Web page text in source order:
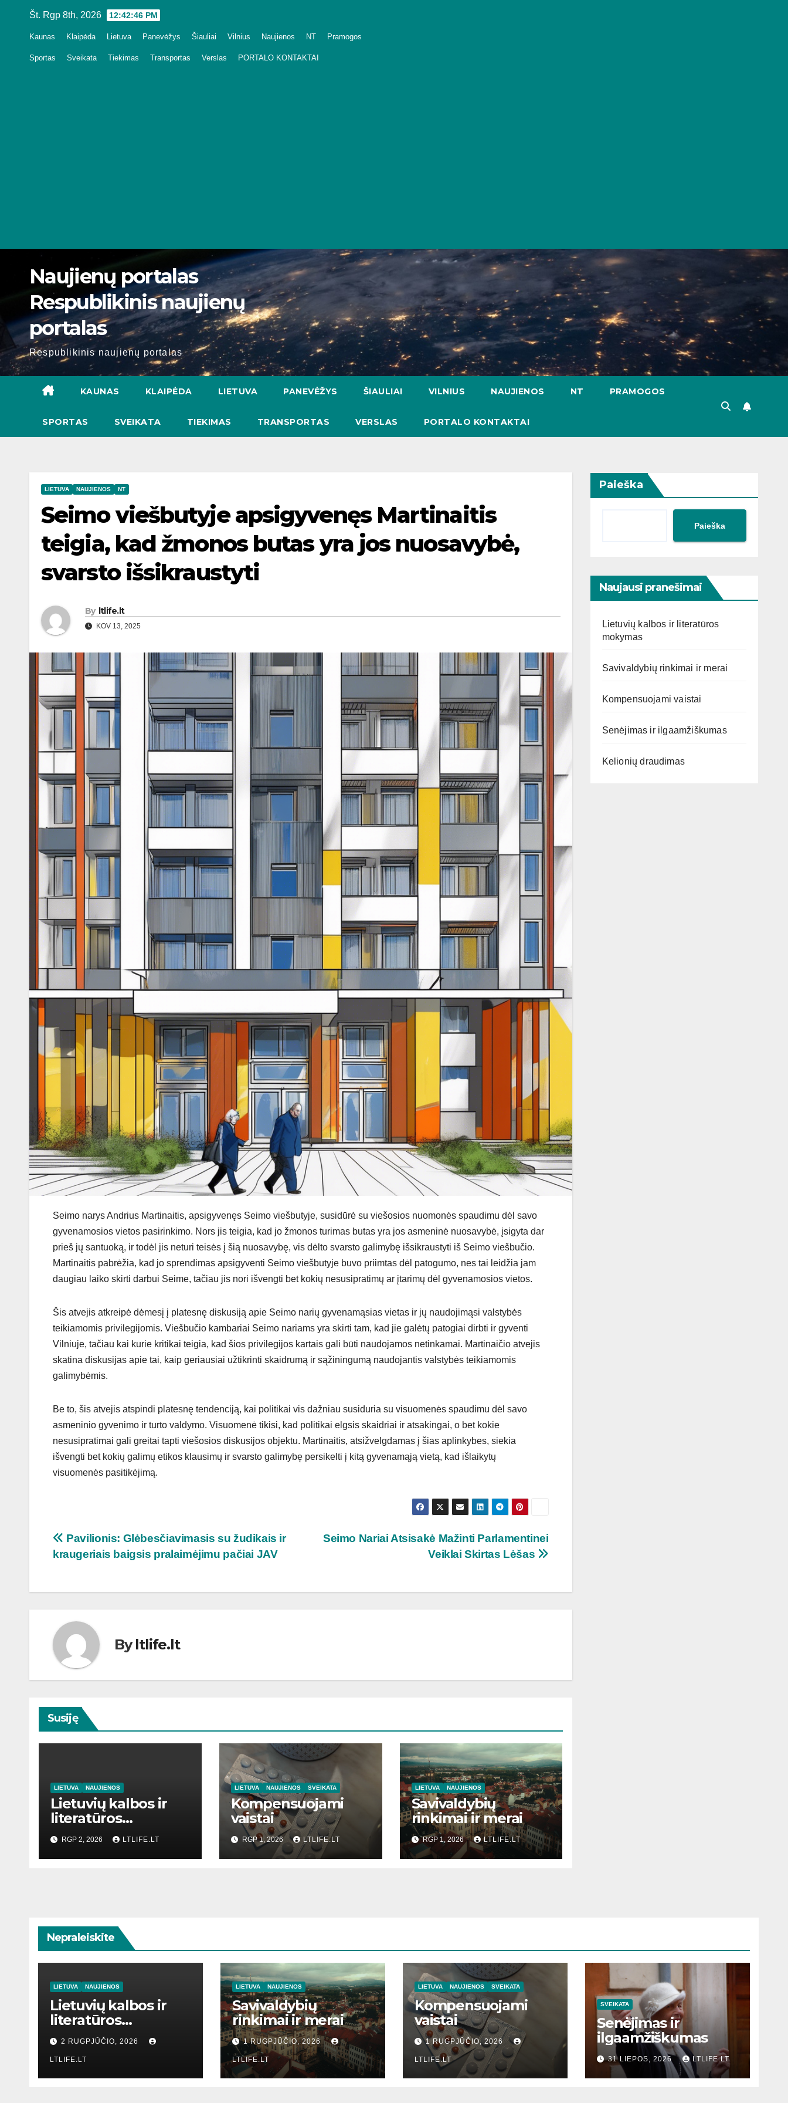
Št. Rgp 8th, 2026 12:42:48 PM
Kaunas Klaipėda Lietuva Panevėžys Šiauliai Vilnius Naujienos NT Pramogos
Sportas Sveikata Tiekimas Transportas Verslas PORTALO KONTAKTAI
Naujienų portalas
Respublikinis naujienų
portalas
Respublikinis naujienų portalas
KAUNAS KLAIPĖDA LIETUVA PANEVĖŽYS ŠIAULIAI VILNIUS NAUJIENOS NT PRAMOGOS
SPORTAS SVEIKATA TIEKIMAS TRANSPORTAS VERSLAS PORTALO KONTAKTAI
LIETUVA NAUJIENOS NT
Seimo viešbutyje apsigyvenęs Martinaitis
teigia, kad žmonos butas yra jos nuosavybė,
svarsto išsikraustyti
By ltlife.lt
KOV 13, 2025
Seimo narys Andrius Martinaitis, apsigyvenęs Seimo viešbutyje, susidūrė su viešosios nuomonės spaudimu dėl savo
gyvenamosios vietos pasirinkimo. Nors jis teigia, kad jo žmonos turimas butas yra jos asmeninė nuosavybė, įsigyta dar
prieš jų santuoką, ir todėl jis neturi teisės į šią nuosavybę, vis dėlto svarsto galimybę išsikraustyti iš Seimo viešbučio.
Martinaitis pabrėžia, kad jo sprendimas apsigyventi Seimo viešbutyje buvo priimtas dėl patogumo, nes tai leidžia jam
daugiau laiko skirti darbui Seime, tačiau jis nori išvengti bet kokių nesusipratimų ar įtarimų dėl gyvenamosios vietos.
Šis atvejis atkreipė dėmesį į platesnę diskusiją apie Seimo narių gyvenamąsias vietas ir jų naudojimąsi valstybės
teikiamomis privilegijomis. Viešbučio kambariai Seimo nariams yra skirti tam, kad jie galėtų patogiai dirbti ir gyventi
Vilniuje, tačiau kai kurie kritikai teigia, kad šios privilegijos kartais gali būti naudojamos netinkamai. Martinaičio atvejis
skatina diskusijas apie tai, kaip geriausiai užtikrinti skaidrumą ir sąžiningumą naudojantis valstybės teikiamomis
galimybėmis.
Be to, šis atvejis atspindi platesnę tendenciją, kai politikai vis dažniau susiduria su visuomenės spaudimu dėl savo
asmeninio gyvenimo ir turto valdymo. Visuomenė tikisi, kad politikai elgsis skaidriai ir atsakingai, o bet kokie
nesusipratimai gali greitai tapti viešosios diskusijos objektu. Martinaitis, atsižvelgdamas į šias aplinkybes, siekia
išvengti bet kokių galimų etikos klausimų ir svarsto galimybę persikelti į kitą gyvenamąją vietą, kad išlaikytų
visuomenės pasitikėjimą.
Navigacija
tarp
įrašų
Seimo Nariai Atsisakė Mažinti Parlamentinei
Veiklai Skirtas Lėšas
Pavilionis: Glėbesčiavimasis su žudikais ir
kraugeriais baigsis pralaimėjimu pačiai JAV
Byltlife.lt
Susiję
LIETUVA NAUJIENOS
Lietuvių kalbos ir
literatūros
mokymas
RGP 2, 2026 LTLIFE.LT
LIETUVA NAUJIENOS SVEIKATA
Kompensuojami
vaistai
RGP 1, 2026 LTLIFE.LT
LIETUVA NAUJIENOS
Savivaldybių
rinkimai ir merai
RGP 1, 2026 LTLIFE.LT
Paieška
Paieška
Naujausi pranešimai
Lietuvių kalbos ir literatūros
mokymas
Savivaldybių rinkimai ir merai
Kompensuojami vaistai
Senėjimas ir ilgaamžiškumas
Kelionių draudimas
Nepraleiskite
LIETUVA NAUJIENOS
Lietuvių kalbos ir
literatūros
mokymas
2 RUGPJŪČIO, 2026
LTLIFE.LT
LIETUVA NAUJIENOS
Savivaldybių
rinkimai ir merai
1 RUGPJŪČIO, 2026
LTLIFE.LT
LIETUVA NAUJIENOS SVEIKATA
Kompensuojami
vaistai
1 RUGPJŪČIO, 2026
LTLIFE.LT
SVEIKATA
Senėjimas ir
ilgaamžiškumas
31 LIEPOS, 2026 LTLIFE.LT